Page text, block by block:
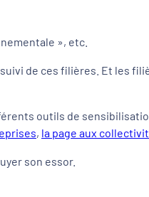
», etc.
de ces filières. Et les
outils de
, la page aux
son essor.